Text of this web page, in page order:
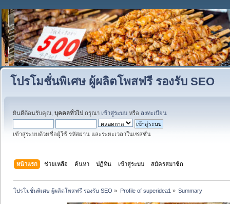
โปรโมชั่นพิเศษ ผู้ผลิตโพสฟรี รองรับ SEO
ยินดีต้อนรับคุณ, บุคคลทั่วไป กรุณา เข้าสู่ระบบ หรือ ลงทะเบียน
เข้าสู่ระบบด้วยชื่อผู้ใช้ รหัสผ่าน และระยะเวลาในเซสชั่น
หน้าแรก ช่วยเหลือ ค้นหา ปฏิทิน เข้าสู่ระบบ สมัครสมาชิก
โปรโมชั่นพิเศษ ผู้ผลิตโพสฟรี รองรับ SEO » Profile of superidea1 » Summary